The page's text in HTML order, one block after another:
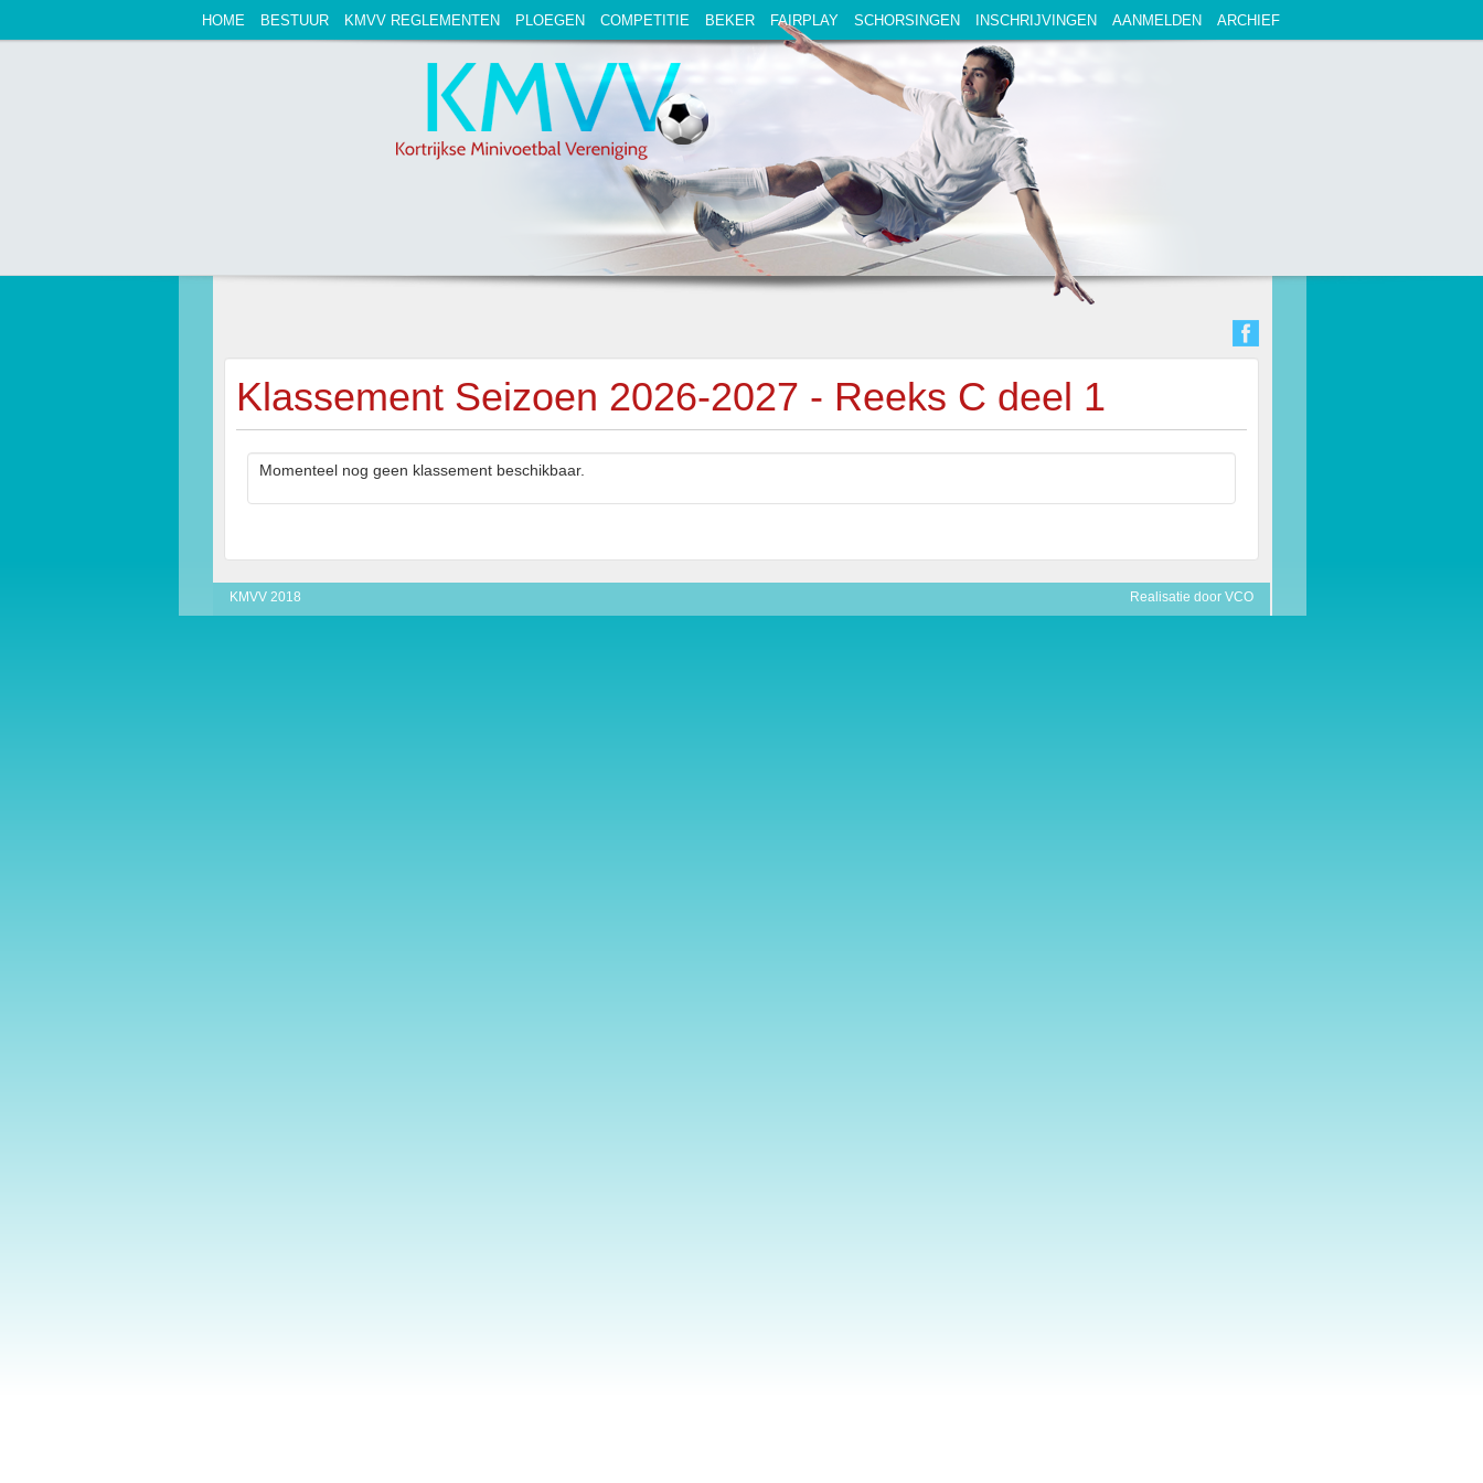
HOME BESTUUR KMVV REGLEMENTEN PLOEGEN COMPETITIE BEKER FAIRPLAY SCHORSINGEN INSCHRIJVINGEN AANMELDEN ARCHIEF
Klassement Seizoen 2026-2027 - Reeks C deel 1
Momenteel nog geen klassement beschikbaar.
KMVV 2018 Realisatie door VCO